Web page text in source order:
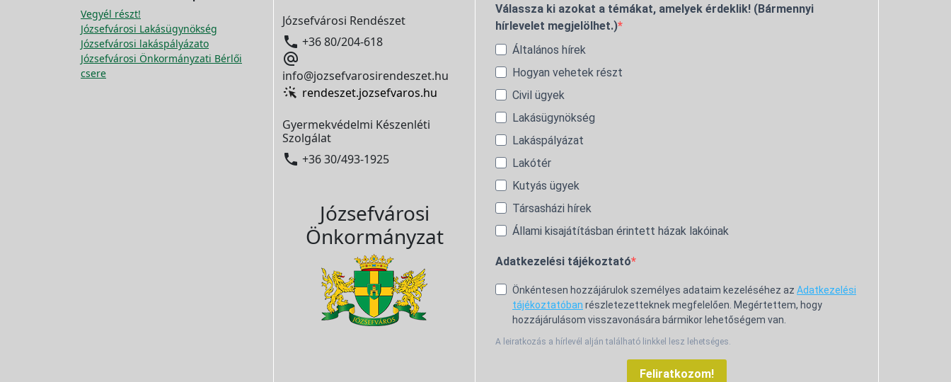
Vegyél részt!
Józsefvárosi Lakásügynökség
Józsefvárosi lakáspályázato
Józsefvárosi Önkormányzati Bérlői
csere
Józsefvárosi Rendészet
 +36 80/204-618

info@jozsefvarosirendeszet.hu
rendeszet.jozsefvaros.hu
Gyermekvédelmi Készenléti
Szolgálat
 +36 30/493-1925
Józsefvárosi
Önkormányzat
Válassza ki azokat a témákat, amelyek érdeklik! (Bármennyi
hírlevelet megjelölhet.)
Általános hírek
Hogyan vehetek részt
Civil ügyek
Lakásügynökség
Lakáspályázat
Lakótér
Kutyás ügyek
Társasházi hírek
Állami kisajátításban érintett házak lakóinak
Adatkezelési tájékoztató
Önkéntesen hozzájárulok személyes adataim kezeléséhez az Adatkezelési
tájékoztatóban részletezetteknek megfelelően. Megértettem, hogy
hozzájárulásom visszavonására bármikor lehetőségem van.
A leiratkozás a hírlevél alján található linkkel lesz lehetséges.
Feliratkozom!